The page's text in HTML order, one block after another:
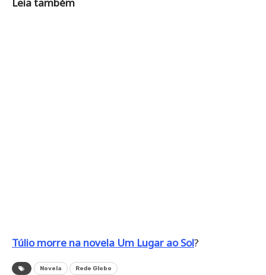
Túlio morre na novela Um Lugar ao Sol?
Novela Rede Globo